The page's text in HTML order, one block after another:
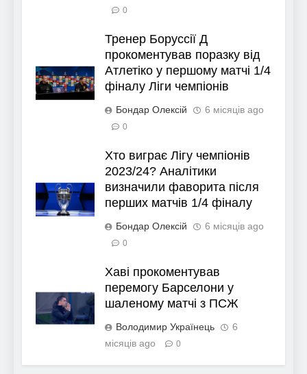
0
Тренер Боруссії Д
прокоментував поразку від
Атлетіко у першому матчі 1/4
фіналу Ліги чемпіонів
Бондар Олексій 6 місяців ago
0
Хто виграє Лігу чемпіонів
2023/24? Аналітики
визначили фаворита після
перших матчів 1/4 фіналу
Бондар Олексій 6 місяців ago
0
Хаві прокоментував
перемогу Барселони у
шаленому матчі з ПСЖ
Володимир Українець
6
місяців ago
0